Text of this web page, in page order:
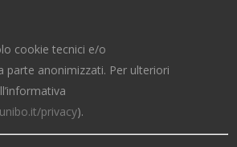
cookie tecnici e/o
parte anonimizzati. Per ulteriori
privacy).